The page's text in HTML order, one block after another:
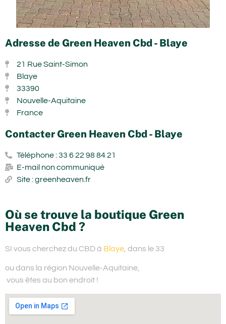
Adresse de Green Heaven Cbd - Blaye
21 Rue Saint-Simon
Blaye
33390
Nouvelle-Aquitaine
France
Contacter Green Heaven Cbd - Blaye
Téléphone : 33 6 22 98 84 21
E-mail non communiqué
Site : greenheaven.fr
Où se trouve la boutique Green
Heaven Cbd ?
SI vous cherchez du CBD à Blaye , dans le 33
ou dans la région Nouvelle-Aquitaine,
vous êtes au bon endroit !